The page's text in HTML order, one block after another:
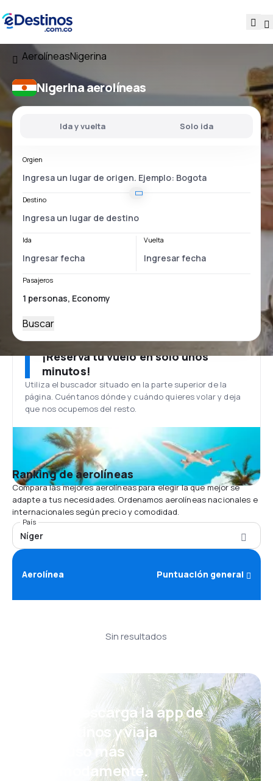
AerolíneasNigerina
Nigerina aerolíneas
Ida y vuelta Solo ida
Orgien
Destino
Ida Vuelta
Pasajeros
Buscar
¡Reserva tu vuelo en solo unos
minutos!
Utiliza el buscador situado en la parte superior de la
página. Cuéntanos dónde y cuándo quieres volar y deja
que nos ocupemos del resto.
Ranking de aerolíneas
Compara las mejores aerolíneas para elegir la que mejor se
adapte a tus necesidades. Ordenamos aerolíneas nacionales e
internacionales según precio y comodidad.
País
Níger
Aerolínea Puntuación general
Sin resultados
¡Eh! Descarga la app de
eDestinos y viaja
incluso más
cómodamente.